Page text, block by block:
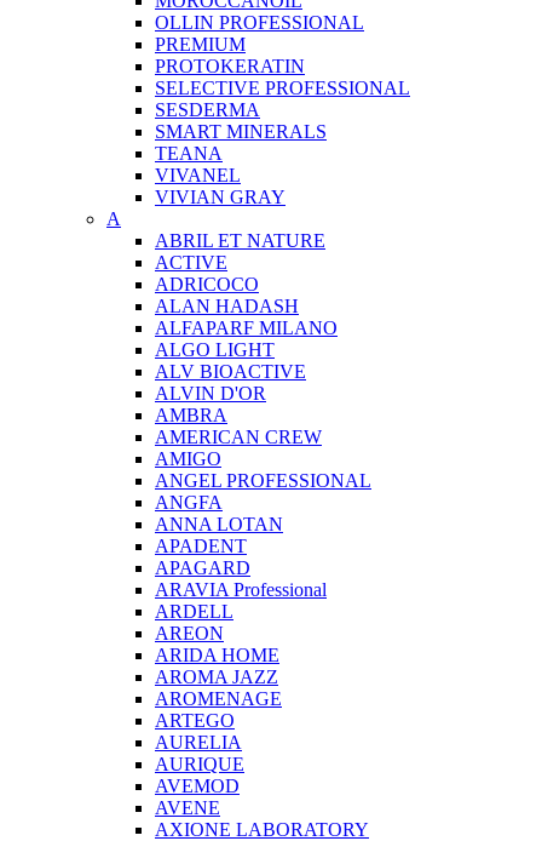
OLLIN PROFESSIONAL
PREMIUM
PROTOKERATIN
SELECTIVE PROFESSIONAL
SESDERMA
SMART MINERALS
TEANA
VIVANEL
VIVIAN GRAY
A
ABRIL ET NATURE
ACTIVE
ADRICOCO
ALAN HADASH
ALFAPARF MILANO
ALGO LIGHT
ALV BIOACTIVE
ALVIN D'OR
AMBRA
AMERICAN CREW
AMIGO
ANGEL PROFESSIONAL
ANGFA
ANNA LOTAN
APADENT
APAGARD
ARAVIA Professional
ARDELL
AREON
ARIDA HOME
AROMA JAZZ
AROMENAGE
ARTEGO
AURELIA
AURIQUE
AVEMOD
AVENE
AXIONE LABORATORY